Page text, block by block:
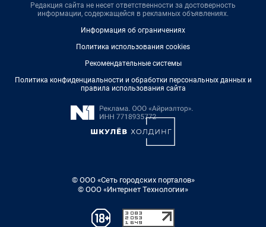
Редакция сайта не несет ответственности за достоверность
информации, содержащейся в рекламных объявлениях.
Информация об ограничениях
Политика использования cookies
Рекомендательные системы
Политика конфиденциальности и обработки персональных данных и
правила использования сайта
© ООО «Сеть городских порталов»
© ООО «Интернет Технологии»